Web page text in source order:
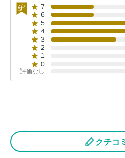
7
6
5
4
3
2
1
0
評価なし
クチコ